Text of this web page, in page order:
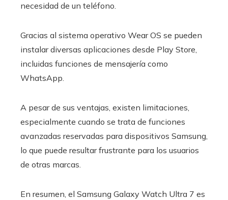
necesidad de un teléfono.
Gracias al sistema operativo Wear OS se pueden
instalar diversas aplicaciones desde Play Store,
incluidas funciones de mensajería como
WhatsApp.
A pesar de sus ventajas, existen limitaciones,
especialmente cuando se trata de funciones
avanzadas reservadas para dispositivos Samsung,
lo que puede resultar frustrante para los usuarios
de otras marcas.
En resumen, el Samsung Galaxy Watch Ultra 7 es